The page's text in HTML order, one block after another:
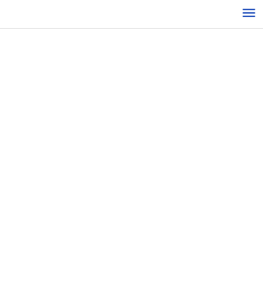
konten